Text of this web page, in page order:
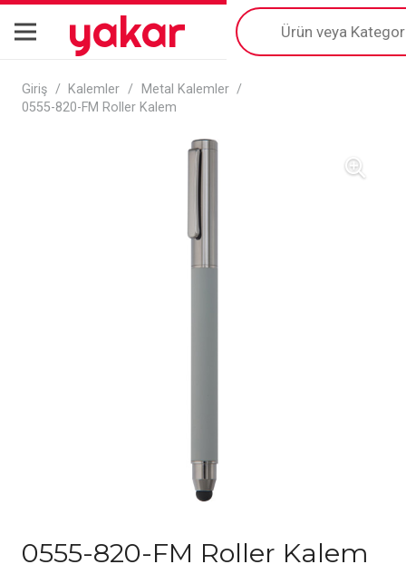
yakar
Products
search
Giriş / Kalemler / Metal Kalemler /
0555-820-FM Roller Kalem
0555-820-FM Roller Kalem